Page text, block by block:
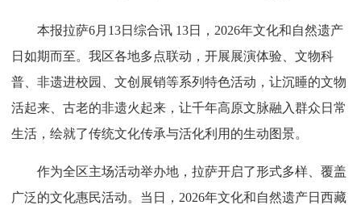
本报拉萨6月13日综合讯 13日，2026年文化和自然遗产
日如期而至。我区各地多点联动，开展展演体验、文物科
普、非遗进校园、文创展销等系列特色活动，让沉睡的文物
活起来、古老的非遗火起来，让千年高原文脉融入群众日常
生活，绘就了传统文化传承与活化利用的生动图景。
作为全区主场活动举办地，拉萨开启了形式多样、覆盖
广泛的文化惠民活动。当日，2026年文化和自然遗产日西藏